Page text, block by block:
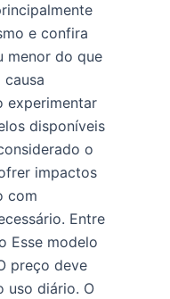
e confira
menor do que
experimentar
disponíveis
o
impactos
com
Entre
Esse modelo
preço deve
uso diário. O